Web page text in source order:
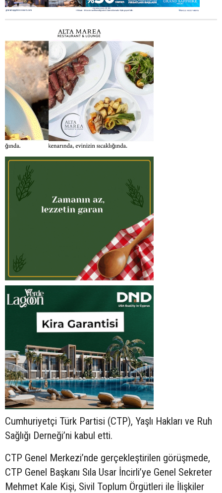
Cumhuriyetçi Türk Partisi (CTP), Yaşlı Hakları ve Ruh
Sağlığı Derneği’ni kabul etti.
CTP Genel Merkezi’nde gerçekleştirilen görüşmede,
CTP Genel Başkanı Sıla Usar İncirli’ye Genel Sekreter
Mehmet Kale Kişi, Sivil Toplum Örgütleri ile İlişkiler